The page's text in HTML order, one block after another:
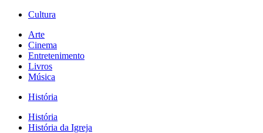
Cultura
Arte
Cinema
Entretenimento
Livros
Música
História
História
História da Igreja